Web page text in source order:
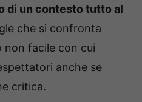
di un contesto tutto al
che si confronta
non facile con cui
anche se
critica.